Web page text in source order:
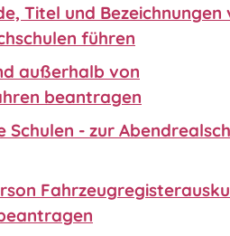
Titel und Bezeichnungen
führen
außerhalb von
beantragen
Schulen - zur